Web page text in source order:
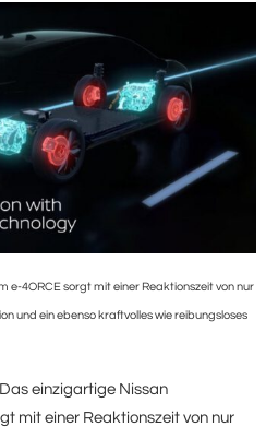
e-4ORCE sorgt mit einer Reaktionszeit von nur
und ein ebenso kraftvolles wie reibungsloses
einzigartige Nissan
mit einer Reaktionszeit von nur